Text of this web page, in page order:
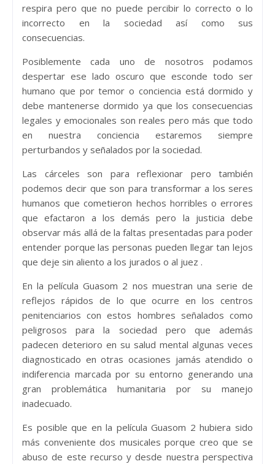
respira pero que no puede percibir lo correcto o lo
incorrecto en la sociedad así como sus
consecuencias.
Posiblemente cada uno de nosotros podamos
despertar ese lado oscuro que esconde todo ser
humano que por temor o conciencia está dormido y
debe mantenerse dormido ya que los consecuencias
legales y emocionales son reales pero más que todo
en nuestra conciencia estaremos siempre
perturbandos y señalados por la sociedad.
Las cárceles son para reflexionar pero también
podemos decir que son para transformar a los seres
humanos que cometieron hechos horribles o errores
que efactaron a los demás pero la justicia debe
observar más allá de la faltas presentadas para poder
entender porque las personas pueden llegar tan lejos
que deje sin aliento a los jurados o al juez .
En la película Guasom 2 nos muestran una serie de
reflejos rápidos de lo que ocurre en los centros
penitenciarios con estos hombres señalados como
peligrosos para la sociedad pero que además
padecen deterioro en su salud mental algunas veces
diagnosticado en otras ocasiones jamás atendido o
indiferencia marcada por su entorno generando una
gran problemática humanitaria por su manejo
inadecuado.
Es posible que en la película Guasom 2 hubiera sido
más conveniente dos musicales porque creo que se
abuso de este recurso y desde nuestra perspectiva